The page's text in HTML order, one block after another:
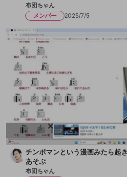
布団ちゃん
メンバー
2025/7/5
チンポマンという漫画みたら起
あそぶ
布団ちゃん